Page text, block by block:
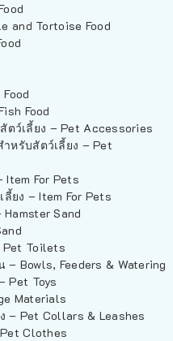
and Tortoise Food
Food
ว์เลี้ยง – Pet Accessories
รับสัตว์เลี้ยง – Pet
Item For Pets
ยง – Item For Pets
Sand
Pet Toilets
– Bowls, Feeders & Watering
Pet Toys
Materials
– Pet Collars & Leashes
Clothes